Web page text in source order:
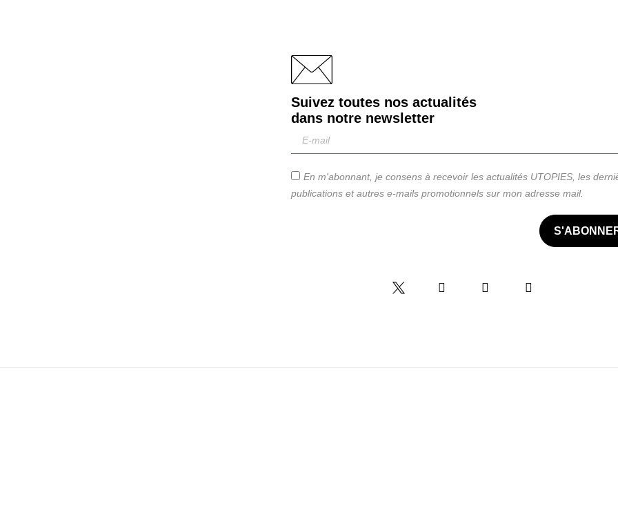
Suivez toutes nos actualités
dans notre newsletter
En m'abonnant, je consens à recevoir les actualités UTOPIES, les
publications et autres e-mails promotionnels sur mon adresse mail.